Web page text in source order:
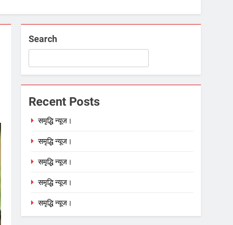
Search
Recent Posts
समृद्धि न्यूज।
समृद्धि न्यूज।
समृद्धि न्यूज।
समृद्धि न्यूज।
समृद्धि न्यूज।